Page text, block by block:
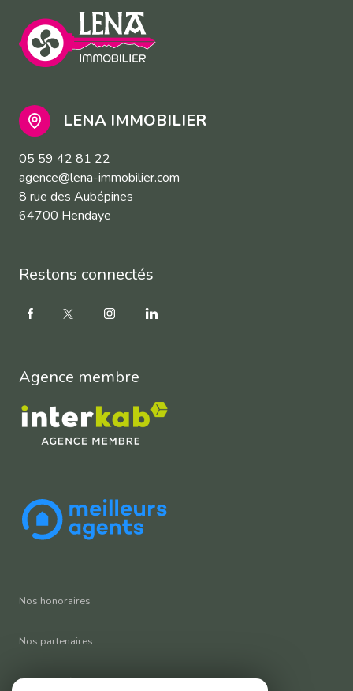
LENA IMMOBILIER
05 59 42 81 22
agence@lena-immobilier.com
8 rue des Aubépines
64700 Hendaye
Restons connectés
Agence membre
Nos honoraires
Nos partenaires
Mentions légales